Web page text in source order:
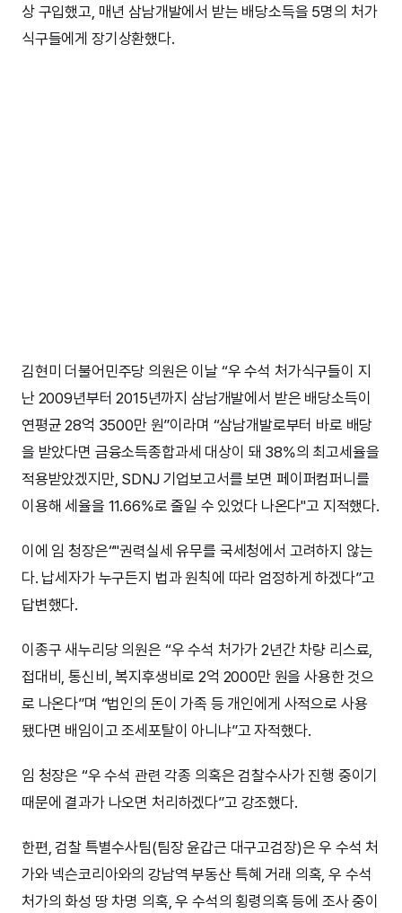
상 구입했고, 매년 삼남개발에서 받는 배당소득을 5명의 처가
식구들에게 장기상환했다.
김현미 더불어민주당 의원은 이날 “우 수석 처가식구들이 지
난 2009년부터 2015년까지 삼남개발에서 받은 배당소득이
연평균 28억 3500만 원”이라며 “삼남개발로부터 바로 배당
을 받았다면 금융소득종합과세 대상이 돼 38%의 최고세율을
적용받았겠지만, SDNJ 기업보고서를 보면 페이퍼컴퍼니를
이용해 세율을 11.66%로 줄일 수 있었다 나온다"고 지적했다.
이에 임 청장은“"권력실세 유무를 국세청에서 고려하지 않는
다. 납세자가 누구든지 법과 원칙에 따라 엄정하게 하겠다”고
답변했다.
이종구 새누리당 의원은 “우 수석 처가가 2년간 차량 리스료,
접대비, 통신비, 복지후생비로 2억 2000만 원을 사용한 것으
로 나온다”며 “법인의 돈이 가족 등 개인에게 사적으로 사용
됐다면 배임이고 조세포탈이 아니냐”고 자적했다.
임 청장은 “우 수석 관련 각종 의혹은 검찰수사가 진행 중이기
때문에 결과가 나오면 처리하겠다”고 강조했다.
한편, 검찰 특별수사팀(팀장 윤갑근 대구고검장)은 우 수석 처
가와 넥슨코리아와의 강남역 부동산 특혜 거래 의혹, 우 수석
처가의 화성 땅 차명 의혹, 우 수석의 횡령의혹 등에 조사 중이